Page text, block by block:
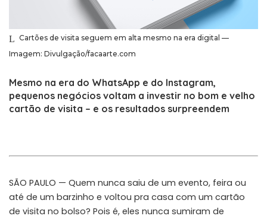
Cartões de visita seguem em alta mesmo na era digital —
Imagem: Divulgação/facaarte.com
Mesmo na era do WhatsApp e do Instagram,
pequenos negócios voltam a investir no bom e velho
cartão de visita – e os resultados surpreendem
SÃO PAULO — Quem nunca saiu de um evento, feira ou
até de um barzinho e voltou pra casa com um cartão
de visita no bolso? Pois é, eles nunca sumiram de